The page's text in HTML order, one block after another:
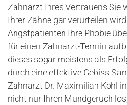
Zahnarzt Ihres Vertrauens Sie
Ihrer Zähne gar verurteilen
Angstpatienten Ihre Phobie
für einen Zahnarzt-Termin
dieses sogar meistens als
durch eine effektive Gebiss-
Zahnarzt Dr. Maximilian Kohl
nicht nur Ihren Mundgeruch